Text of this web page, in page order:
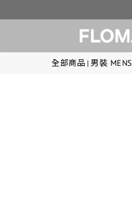
全部商品 | 男裝 MENS